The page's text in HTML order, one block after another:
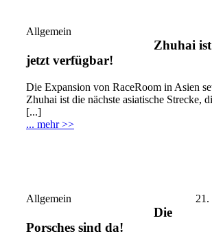
Allgemein
Zhuhai ist
jetzt verfügbar!
Die Expansion von RaceRoom in Asien
Zhuhai ist die nächste asiatische Strecke,
[...]
... mehr >>
Allgemein 21.
Die
Porsches sind da!